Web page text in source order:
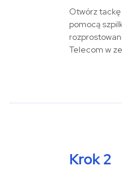
Otwórz tackę
pomocą
Telecom w
Krok 2